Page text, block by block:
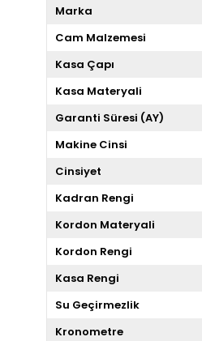
Marka
Cam Malzemesi
Kasa Çapı
Kasa Materyali
Garanti Süresi (AY)
Makine Cinsi
Cinsiyet
Kadran Rengi
Kordon Materyali
Kordon Rengi
Kasa Rengi
Su Geçirmezlik
Kronometre